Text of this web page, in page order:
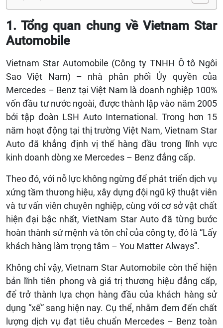
1. Tổng quan chung về Vietnam Star
Automobile
Vietnam Star Automobile (Công ty TNHH Ô tô Ngôi
Sao Việt Nam) – nhà phân phối Ủy quyền của
Mercedes – Benz tại Việt Nam là doanh nghiệp 100%
vốn đầu tư nước ngoài, được thành lập vào năm 2005
bởi tập đoàn LSH Auto International.Trong hơn 15
năm hoạt động tại thị trường Việt Nam, Vietnam Star
Auto đã khẳng định vị thế hàng đầu trong lĩnh vực
kinh doanh dòng xe Mercedes – Benz đẳng cấp.
Theo đó, với nỗ lực không ngừng để phát triển dịch vụ
xứng tầm thương hiệu, xây dựng đội ngũ kỹ thuật viên
và tư vấn viên chuyên nghiệp, cùng với cơ sở vật chất
hiện đại bậc nhất, VietNam Star Auto đã từng bước
hoàn thành sứ mệnh và tôn chỉ của công ty, đó là “Lấy
khách hàng làm trọng tâm – You Matter Always”.
Không chỉ vậy, Vietnam Star Automobile còn thể hiện
bản lĩnh tiên phong và giá trị thương hiệu đẳng cấp,
để trở thành lựa chọn hàng đầu của khách hàng sử
dụng “xế” sang hiện nay. Cụ thể, nhằm đem đến chất
lượng dịch vụ đạt tiêu chuẩn Mercedes – Benz toàn